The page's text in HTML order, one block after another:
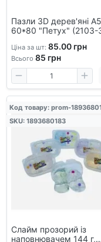
Пазли 3D дерев'яні А5
60*80 "Петух" (2103-
Ціна за шт: 85.00 грн
Всього 85 грн
Слайм прозорий із
наповнювачем 144 г,
Код товару: prom-
SKU: 1893680183